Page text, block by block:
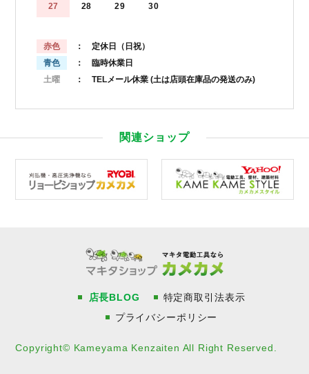
27 28 29 30
赤色
： 定休日（日祝）
青色
： 臨時休業日
土曜
： TELメール休業 (土は店頭在庫品の発送のみ)
関連ショップ
店長BLOG
特定商取引法表示
プライバシーポリシー
Copyright© Kameyama Kenzaiten All Right Reserved.